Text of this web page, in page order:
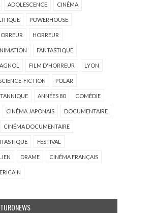
ADOLESCENCE CINÉMA
POWERHOUSE
HORREUR
FANTASTIQUE
FILM D'HORREUR LYON
FICTION POLAR
ANNÉES 80 COMÉDIE
CINÉMA JAPONAIS DOCUMENTAIRE
CINÉMA DOCUMENTAIRE
FESTIVAL
DRAME CINÉMA FRANÇAIS